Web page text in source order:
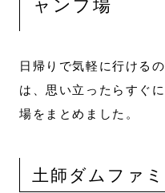
ャンプ場
日帰りで気軽に行ける
は、思い立ったらすぐ
場をまとめました。
土師ダムファ